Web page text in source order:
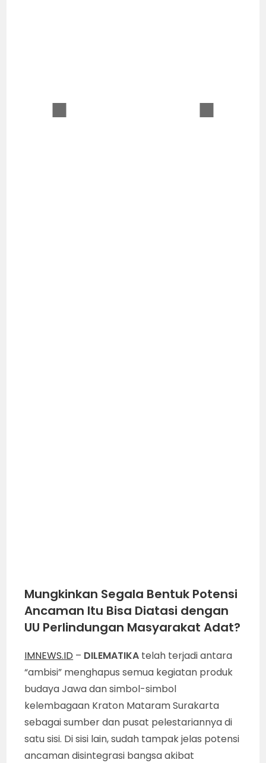
Mungkinkan Segala Bentuk Potensi
Ancaman Itu Bisa Diatasi dengan
UU Perlindungan Masyarakat Adat?
IMNEWS.ID – DILEMATIKA telah terjadi antara
“ambisi” menghapus semua kegiatan produk
budaya Jawa dan simbol-simbol
kelembagaan Kraton Mataram Surakarta
sebagai sumber dan pusat pelestariannya di
satu sisi. Di sisi lain, sudah tampak jelas potensi
ancaman disintegrasi bangsa akibat